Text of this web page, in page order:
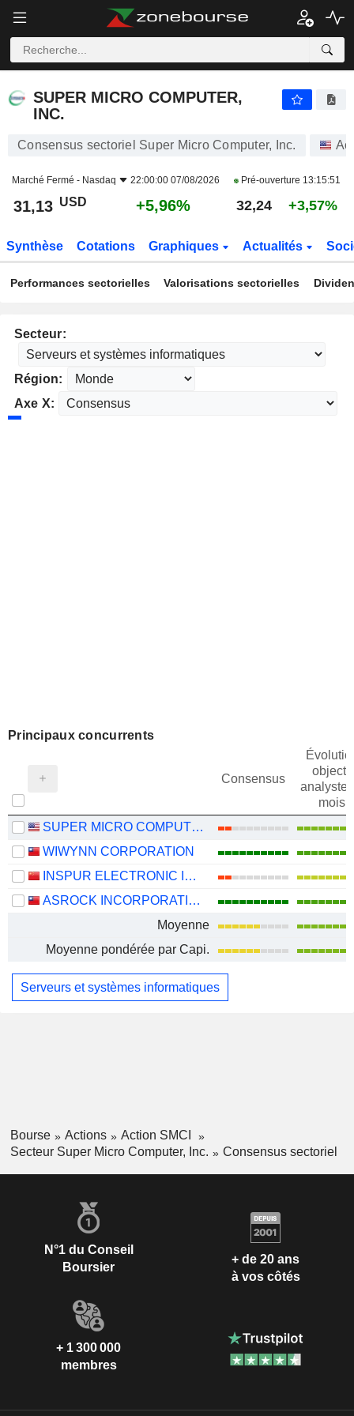
SUPER MICRO COMPUTER,
INC.
Consensus sectoriel Super Micro Computer, Inc.
Marché Fermé - Nasdaq 22:00:00 07/08/2026 Pré-ouverture 13:15:51
31,13 USD +5,96% 32,24 +3,57%
Synthèse Cotations Graphiques Actualités
Performances sectorielles Valorisations sectorielles
Secteur:
Région:
Axe X:
Principaux concurrents
Consensus
objectif
mois
SUPER MICRO COMPUTER, INC.
WIWYNN CORPORATION
INSPUR ELECTRONIC INFORMATION INDUSTRY CO., LTD.
ASROCK INCORPORATION
Moyenne
Moyenne pondérée par Capi.
Serveurs et systèmes informatiques
Bourse Actions
Action SMCI
Secteur Super Micro Computer, Inc.
Consensus sectoriel
N°1 du Conseil
Boursier
+ de 20 ans
à vos côtés
+ 1 300 000
membres